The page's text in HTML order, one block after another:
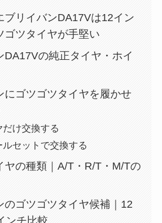
ブリイバンDA17Vは12イン
ゴツタイヤが手堅い
DA17Vの純正タイヤ・ホイ
にゴツゴツタイヤを履かせ
だけ交換する
ルセットで交換する
ヤの種類｜A/T・R/T・M/Tの
のゴツゴツタイヤ候補｜12
ンチ比較